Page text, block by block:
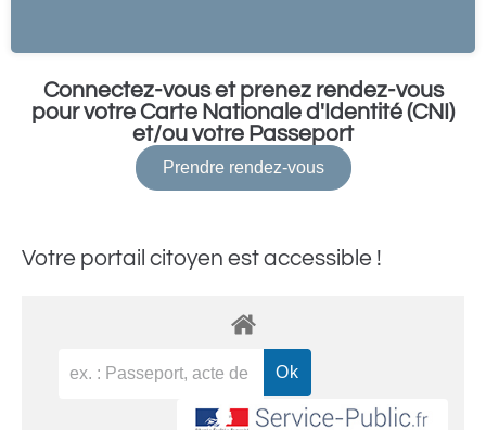
Connectez-vous et prenez rendez-vous
pour votre Carte Nationale d'Identité (CNI)
et/ou votre Passeport
Prendre rendez-vous
Votre portail citoyen est accessible !